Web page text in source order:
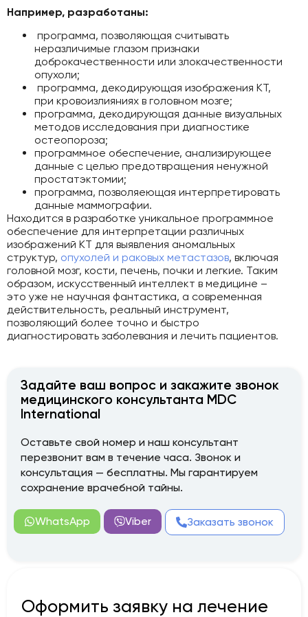
Например, разработаны:
программа, позволяющая считывать
неразличимые глазом признаки
доброкачественности или злокачественности
опухоли;
программа, декодирующая изображения КТ,
при кровоизлияниях в головном мозге;
программа, декодирующая данные визуальных
методов исследования при диагностике
остеопороза;
программное обеспечение, анализирующее
данные с целью предотвращения ненужной
простатэктомии;
программа, позволяеющая интерпретировать
данные маммографии.
Находится в разработке уникальное программное
обеспечение для интерпретации различных
изображений КТ для выявления аномальных
структур, опухолей и раковых метастазов, включая
головной мозг, кости, печень, почки и легкие. Таким
образом, искусственный интеллект в медицине –
это уже не научная фантастика, а современная
действительность, реальный инструмент,
позволяющий более точно и быстро
диагностировать заболевания и лечить пациентов.
Задайте ваш вопрос и закажите звонок
медицинского консультанта MDC
International
Оставьте свой номер и наш консультант
перезвонит вам в течение часа. Звонок и
консультация — бесплатны. Мы гарантируем
сохранение врачебной тайны.
WhatsApp Viber Заказать звонок
Оформить заявку на лечение